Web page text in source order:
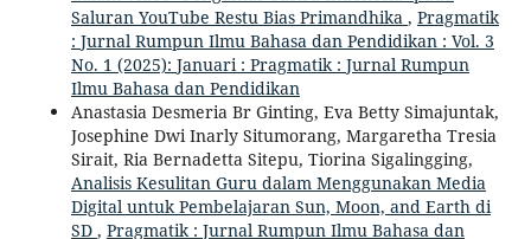
Saluran YouTube Restu Bias Primandhika , Pragmatik
: Jurnal Rumpun Ilmu Bahasa dan Pendidikan : Vol. 3
No. 1 (2025): Januari : Pragmatik : Jurnal Rumpun
Ilmu Bahasa dan Pendidikan
Anastasia Desmeria Br Ginting, Eva Betty Simajuntak,
Josephine Dwi Inarly Situmorang, Margaretha Tresia
Sirait, Ria Bernadetta Sitepu, Tiorina Sigalingging,
Analisis Kesulitan Guru dalam Menggunakan Media
Digital untuk Pembelajaran Sun, Moon, and Earth di
SD , Pragmatik : Jurnal Rumpun Ilmu Bahasa dan